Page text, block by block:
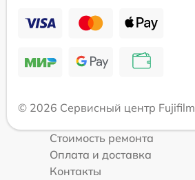
© 2026 Сервисный центр Fujifilm
Стоимость ремонта
Оплата и доставка
Контакты